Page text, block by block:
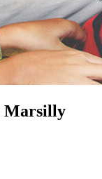
Marsilly